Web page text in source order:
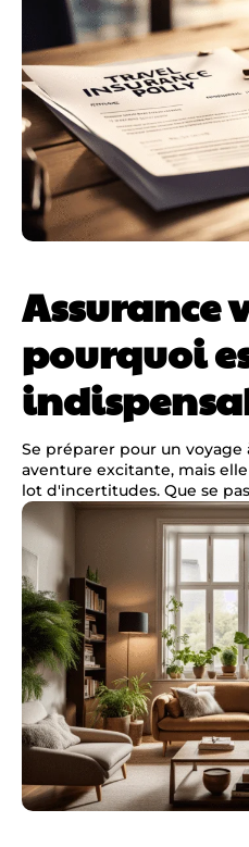
Assurance
pourquoi
Se préparer pour un voyage
aventure excitante, mais
lot d'incertitudes. Que se